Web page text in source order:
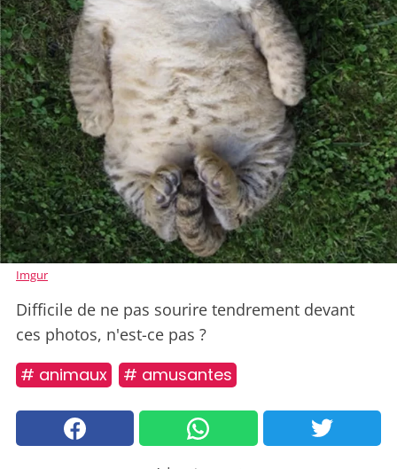
Imgur
Difficile de ne pas sourire tendrement devant
ces photos, n'est-ce pas ?
# animaux # amusantes